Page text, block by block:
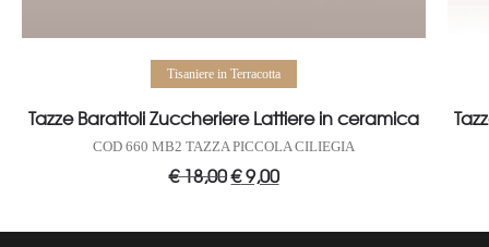
Aggiungi al carrello
Tisaniere in Terracotta
Tazze Barattoli Zuccheriere Lattiere in ceramica
COD 660 MB2 TAZZA PICCOLA CILIEGIA
€18,00 Il
prezzo
€ 18,00.
€9,00Il
prezzo
€ 9,00.